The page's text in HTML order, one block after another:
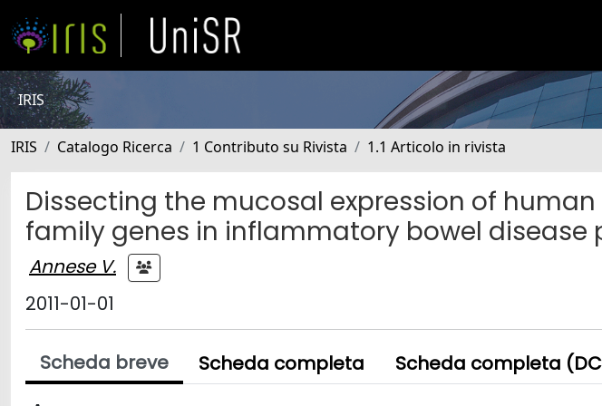
IRIS
IRIS Catalogo Ricerca 1 Contributo su Rivista 1.1 Articolo in rivista
Dissecting the mucosal expression of
family genes in inflammatory bowel disease
Annese V.
2011-01-01
Scheda breve Scheda completa Scheda completa